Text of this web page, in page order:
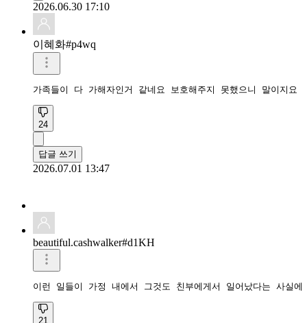
2026.06.30 17:10
이혜화#p4wq
가족들이 다 가해자인거 같네요 보호해주지 못했으니 말이지요
24
답글 쓰기
2026.07.01 13:47
beautiful.cashwalker#d1KH
이런 일들이 가정 내에서 그것도 친부에게서 일어났다는 사실
21